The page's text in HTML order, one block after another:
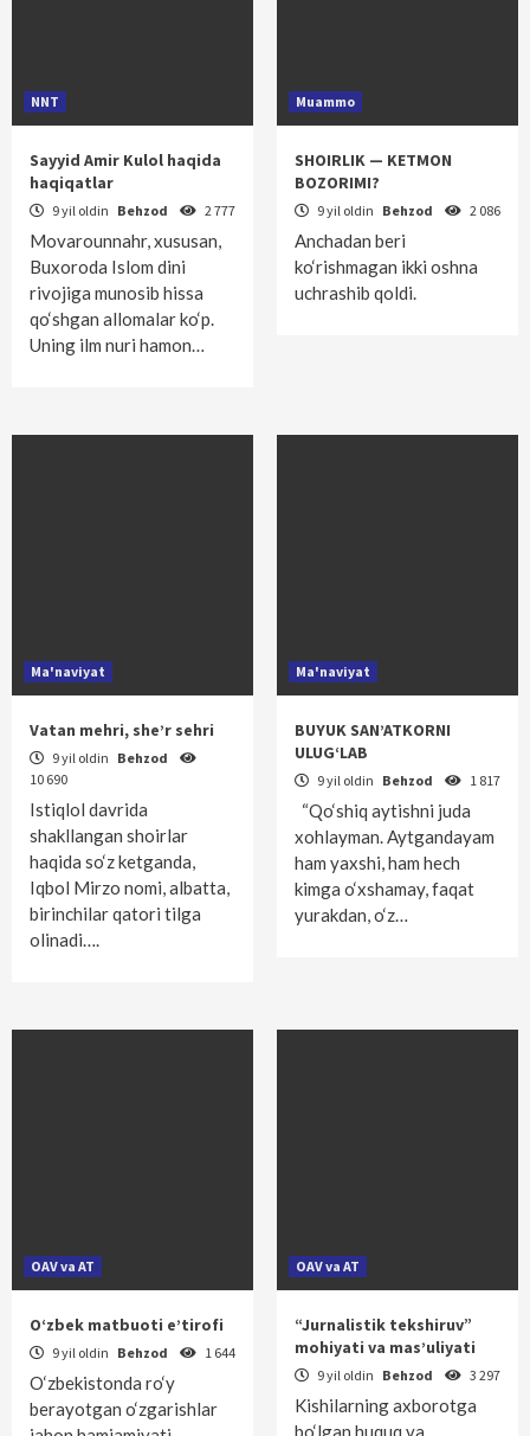
NNT
Sayyid Amir Kulol haqida
haqiqatlar
9 yil oldin Behzod 2 777
Movarounnahr, xususan,
Buxoroda Islom dini
rivojiga munosib hissa
qo‘shgan allomalar ko‘p.
Uning ilm nuri hamon…
Muammo
SHOIRLIK — KETMON
BOZORIMI?
9 yil oldin Behzod 2 086
Anchadan beri
ko‘rishmagan ikki oshna
uchrashib qoldi.
Ma'naviyat
Vatan mehri, she’r sehri
9 yil oldin Behzod
10 690
Istiqlol davrida
shakllangan shoirlar
haqida so‘z ketganda,
Iqbol Mirzo nomi, albatta,
birinchilar qatori tilga
olinadi….
Ma'naviyat
BUYUK SAN’ATKORNI
ULUG‘LAB
9 yil oldin Behzod 1 817
“Qo‘shiq aytishni juda
xohlayman. Aytgandayam
ham yaxshi, ham hech
kimga o‘xshamay, faqat
yurakdan, o‘z…
OAV va AT
O‘zbek matbuoti e’tirofi
9 yil oldin Behzod 1 644
O‘zbekistonda ro‘y
berayotgan o‘zgarishlar
OAV va AT
“Jurnalistik tekshiruv”
mohiyati va mas’uliyati
9 yil oldin Behzod 3 297
Kishilarning axborotga
bo‘lgan huquq va